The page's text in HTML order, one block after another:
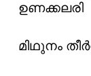
ഉണക്കലരി
മിഥുനം